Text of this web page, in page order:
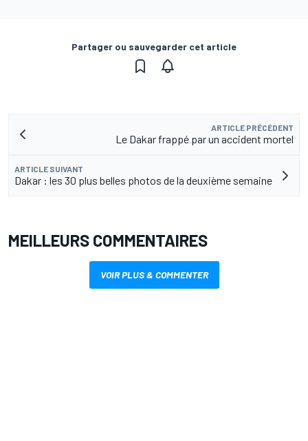
Partager ou sauvegarder cet article
ARTICLE PRÉCÉDENT
Le Dakar frappé par un accident mortel
ARTICLE SUIVANT
Dakar : les 30 plus belles photos de la deuxième semaine
MEILLEURS COMMENTAIRES
VOIR PLUS & COMMENTER